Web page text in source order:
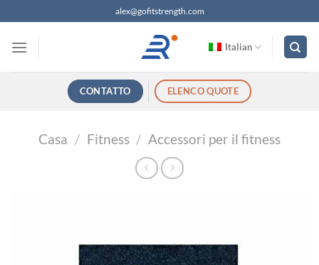
ai
contenuti
alex@gofitstrength.com
Italian
CONTATTO ELENCO QUOTE
Casa / Fitness / Accessori per il fitness